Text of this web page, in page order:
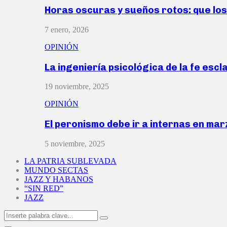
Horas oscuras y sueños rotos: que
7 enero, 2026
OPINIÓN
La ingeniería psicológica de la fe
19 noviembre, 2025
OPINIÓN
El peronismo debe ir a internas en
5 noviembre, 2025
LA PATRIA SUBLEVADA
MUNDO SECTAS
JAZZ Y HABANOS
“SIN RED”
JAZZ
Search
for:
Search